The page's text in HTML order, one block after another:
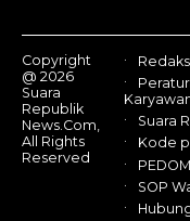
Copyright
@ 2026
Suara
Republik
News.Com,
All Rights
Reserved
Suara
Kode
SOP